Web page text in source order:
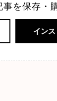
事を保存・
イン